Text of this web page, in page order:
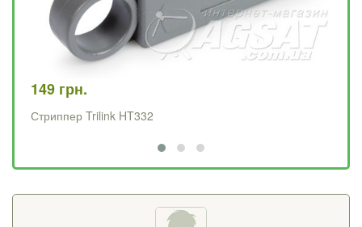
149 грн.
Стриппер Trilink HT332